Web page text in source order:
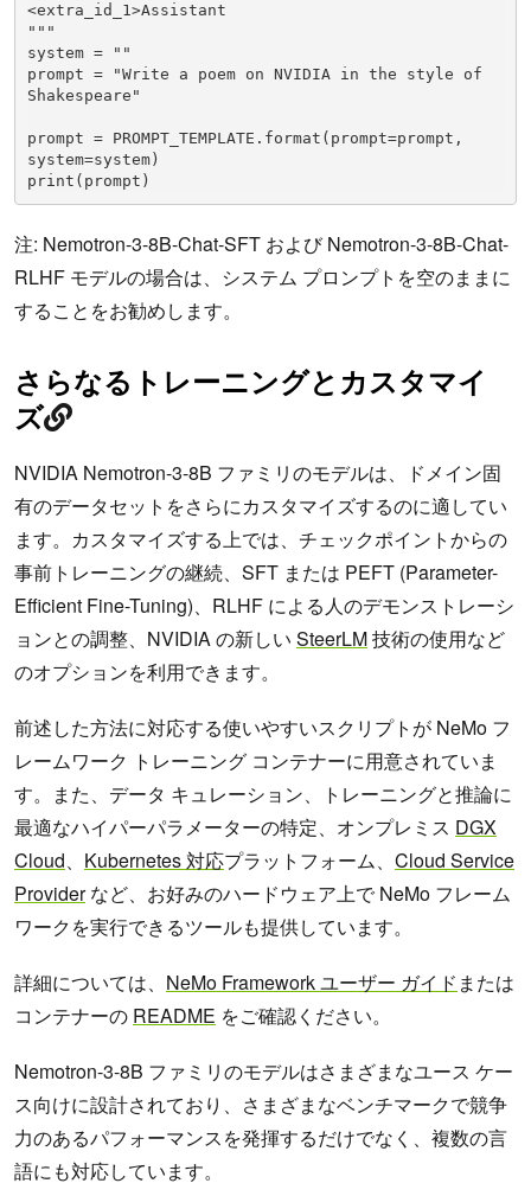
<extra_id_1>Assistant
"""
system = ""
prompt = "Write a poem on NVIDIA in the style of
Shakespeare"
prompt = PROMPT_TEMPLATE.format(prompt=prompt,
system=system)
print(prompt)
注: Nemotron-3-8B-Chat-SFT および Nemotron-3-8B-Chat-
RLHF モデルの場合は、システム プロンプトを空のままに
することをお勧めします。
さらなるトレーニングとカスタマイ
ズ
NVIDIA Nemotron-3-8B ファミリのモデルは、ドメイン固
有のデータセットをさらにカスタマイズするのに適してい
ます。カスタマイズする上では、チェックポイントからの
事前トレーニングの継続、SFT または PEFT (Parameter-
Efficient Fine-Tuning)、RLHF による人のデモンストレーシ
ョンとの調整、NVIDIA の新しい SteerLM技術の使用など
のオプションを利用できます。
前述した方法に対応する使いやすいスクリプトが NeMo フ
レームワーク トレーニング コンテナーに用意されていま
す。また、データ キュレーション、トレーニングと推論に
最適なハイパーパラメーターの特定、オンプレミス DGX
Cloud、 Kubernetes 対応プラットフォーム、 Cloud Service
Providerなど、お好みのハードウェア上で NeMo フレーム
ワークを実行できるツールも提供しています。
詳細については、 NeMo Framework ユーザー ガイド または
コンテナーの README をご確認ください。
Nemotron-3-8B ファミリのモデルはさまざまなユース ケー
ス向けに設計されており、さまざまなベンチマークで競争
力のあるパフォーマンスを発揮するだけでなく、複数の言
語にも対応しています。